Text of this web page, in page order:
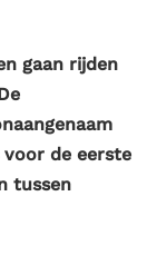
gaan rijden
de eerste
tussen